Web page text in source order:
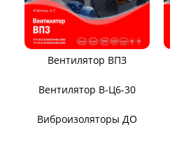
Вентилятор ВПЗ